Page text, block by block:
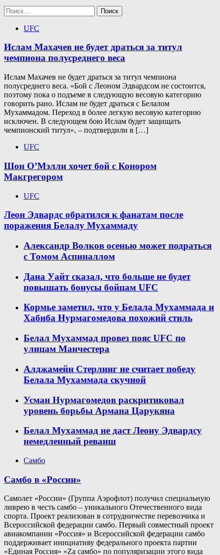
Найти:
UFC
Ислам Махачев не будет драться за титул
чемпиона полусреднего веса
Ислам Махачев не будет драться за титул чемпиона
полусреднего веса. «Бой с Леоном Эдвардсом не состоится,
поэтому пока о подъеме в следующую весовую категорию
говорить рано. Ислам не будет драться с Белалом
Мухаммадом. Переход в более легкую весовую категорию
исключен. В следующем бою Ислам будет защищать
чемпионский титул», – подтвердили в […]
UFC
Шон О’Мэлли хочет бой с Конором
Макгрегором
UFC
Леон Эдвардс обратился к фанатам после
поражения Белалу Мухаммаду
Александр Волков осенью может подраться
с Томом Аспиналлом
Дана Уайт сказал, что больше не будет
повышать бонусы бойцам UFC
Кормье заметил, что у Белала Мухаммада и
Хабиба Нурмагомедова похожий стиль
Белал Мухаммад провез пояс UFC по
улицам Манчестера
Алджамейн Стерлинг не считает победу
Белала Мухаммада скучной
Усман Нурмагомедов раскритиковал
уровень борьбы Армана Царукяна
Белал Мухаммад не даст Леону Эдвардсу
немедленный реванш
Самбо
Самбо в «России»
Самолет «России» (Группа Аэрофлот) получил специальную
ливрею в честь самбо – уникального Отечественного вида
спорта. Проект реализован в сотрудничестве перевозчика и
Всероссийской федерации самбо. Первый совместный проект
авиакомпании «Россия» и Всероссийской федерации самбо
поддерживает инициативу федерального проекта партии
«Единая Россия» «Zа самбо» по популяризации этого вида